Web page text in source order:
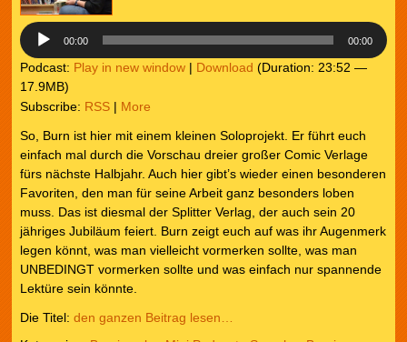
00:00 00:00
Podcast: Play in new window| Download (Duration: 23:52 —
17.9MB)
Subscribe: RSS| More
So, Burn ist hier mit einem kleinen Soloprojekt. Er führt euch
einfach mal durch die Vorschau dreier großer Comic Verlage
fürs nächste Halbjahr. Auch hier gibt’s wieder einen besonderen
Favoriten, den man für seine Arbeit ganz besonders loben
muss. Das ist diesmal der Splitter Verlag, der auch sein 20
jähriges Jubiläum feiert. Burn zeigt euch auf was ihr Augenmerk
legen könnt, was man vielleicht vormerken sollte, was man
UNBEDINGT vormerken sollte und was einfach nur spannende
Lektüre sein könnte.
Die Titel: den ganzen Beitrag lesen…